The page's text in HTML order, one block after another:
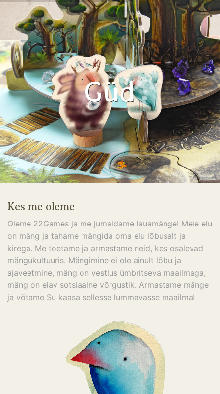
Güd
Kes me oleme
Oleme 22Games ja me jumaldame lauamänge! Meie elu
on mäng ja tahame mängida oma elu lõbusalt ja
kirega. Me toetame ja armastame neid, kes osalevad
mängukultuuris. Mängimine ei ole ainult lõbu ja
ajaveetmine, mäng on vestlus ümbritseva maailmaga,
mäng on elav sotsiaalne võrgustik. Armastame mänge
ja võtame Su kaasa sellesse lummavasse maailma!